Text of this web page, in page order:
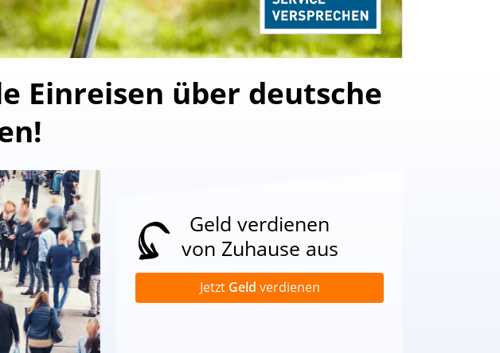
Einreisen über deutsche
Geld verdienen
von Zuhause aus
Jetzt Geld verdienen